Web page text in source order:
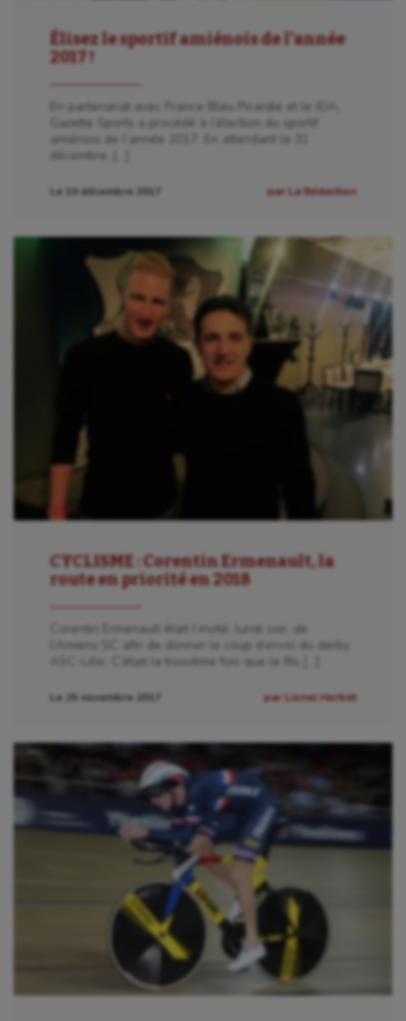
Élisez le sportif amiénois de l’année
2017 !
En partenariat avec France Bleu Picardie et le JDA,
Gazette Sports a procédé à l’élection du sportif
amiénois de l’année 2017. En attendant le 31
décembre, […]
Le 19 décembre 2017 par La Rédaction
CYCLISME : Corentin Ermenault, la
route en priorité en 2018
Corentin Ermenault était l’invité, lundi soir, de
l’Amiens SC afin de donner le coup d’envoi du derby
ASC-Lille. C’était la troisième fois que le fils […]
Le 25 novembre 2017 par Lionel Herbet